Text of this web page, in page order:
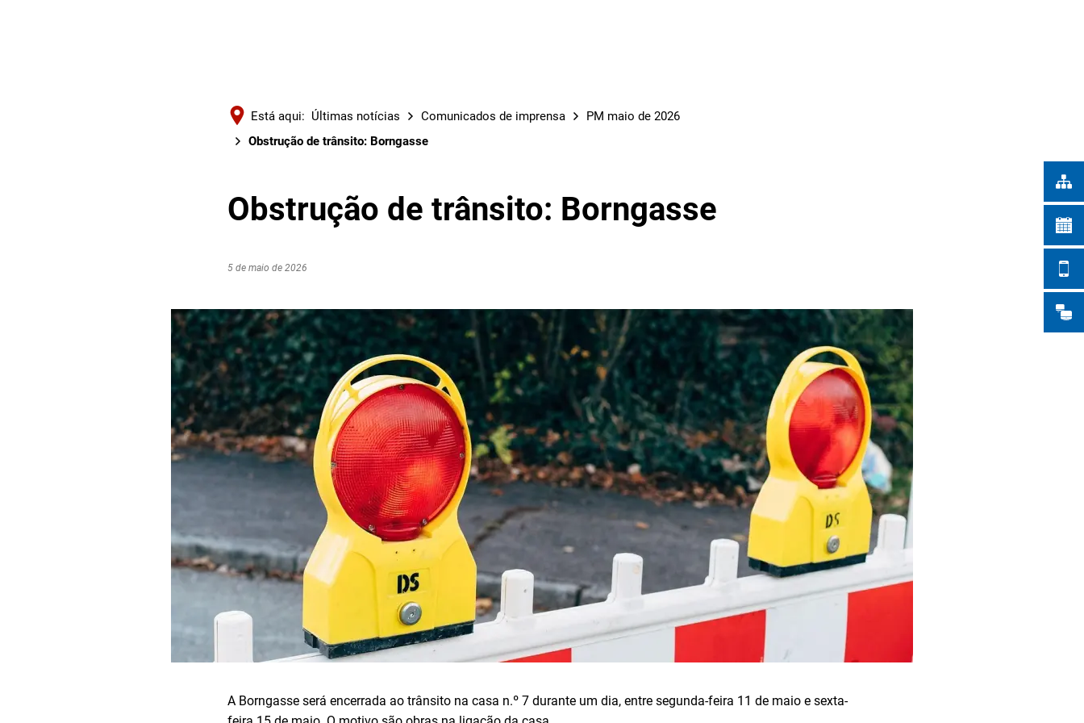
Está aqui: Últimas notícias Comunicados de imprensa
PM maio de 2026
Obstrução de trânsito: Borngasse
Obstrução de trânsito: Borngasse
5 de maio de 2026
A Borngasse será encerrada ao trânsito na casa n.º 7 durante um dia, entre segunda-feira 11 de maio e sexta-